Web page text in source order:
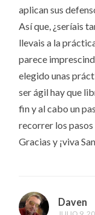
aplican sus
Así que, ¿seríais
llevais a la
parece
elegido unas
ser ágil hay que
fin y al cabo un
recorrer los
Gracias y ¡viva
Daven